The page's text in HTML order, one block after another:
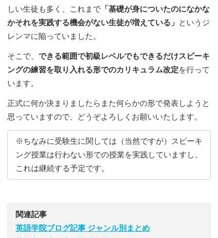
しい生徒も多く、これまで 「基礎が身についたのになかな
かそれを実践する機会がない生徒が増えている」
というジ
レンマに陥っていました。
そこで、 できる範囲で初級レベルでもできるだけスピーキ
ングの練習を取り入れる形でのカリキュラム改定を行って
います。
正式に何か決まりましたらまた何らかの形で発表しようと
思っていますので、どうぞよろしくお願いいたします。
※ちなみに受験生に関しては（当然ですが）スピーキ
ング授業は行わない形での授業を実践していますし、
これは継続する予定です。
関連記事
英語学院ブログ記事 ジャンル別まとめ